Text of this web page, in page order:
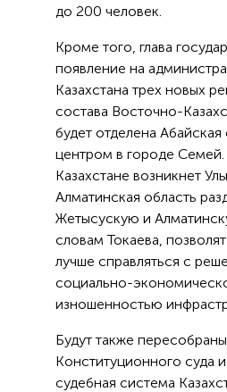
до 200 человек.
Кроме того, глава
появление на
Казахстана трех новых
состава Восточно-
будет отделена
центром в городе
Казахстане возникнет
Алматинская область
Жетысускую и
словам Токаева,
лучше справляться с
социально-
изношенностью
Будут также
Конституционного суда
судебная система